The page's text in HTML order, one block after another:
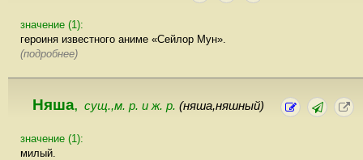
значение (1):
героиня известного аниме «Сейлор Мун».
(подробнее)
Няша, сущ.,м. р. и ж. р. (няша,няшный)
значение (1):
милый.